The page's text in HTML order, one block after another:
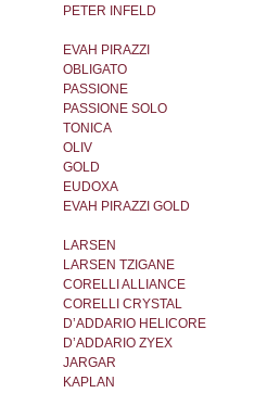
PETER INFELD
EVAH PIRAZZI
OBLIGATO
PASSIONE
PASSIONE SOLO
TONICA
OLIV
GOLD
EUDOXA
EVAH PIRAZZI GOLD
LARSEN
LARSEN TZIGANE
CORELLI ALLIANCE
CORELLI CRYSTAL
D’ADDARIO HELICORE
D’ADDARIO ZYEX
JARGAR
KAPLAN